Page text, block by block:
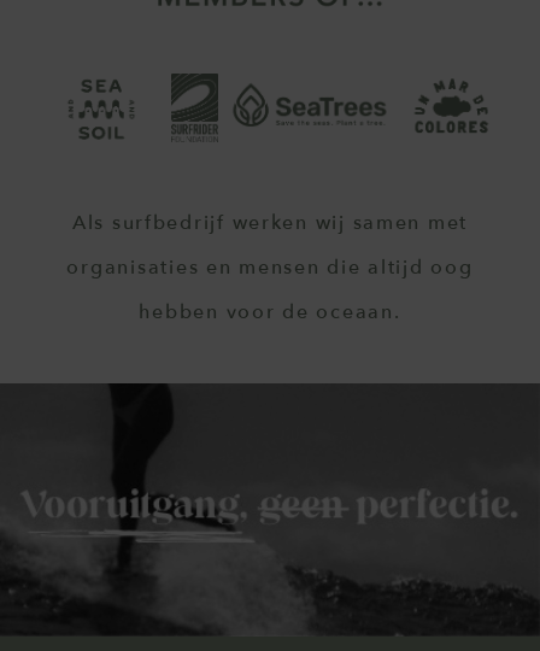
Als surfbedrijf werken wij samen met
organisaties en mensen die altijd oog
hebben voor de oceaan.